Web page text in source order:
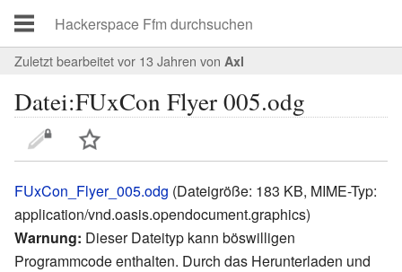
Zuletzt bearbeitet vor 13 Jahren von Axl
Datei:FUxCon Flyer 005.odg
FUxCon_Flyer_005.odg (Dateigröße: 183 KB, MIME-Typ:
application/vnd.oasis.opendocument.graphics)
Warnung: Dieser Dateityp kann böswilligen
Programmcode enthalten. Durch das Herunterladen und